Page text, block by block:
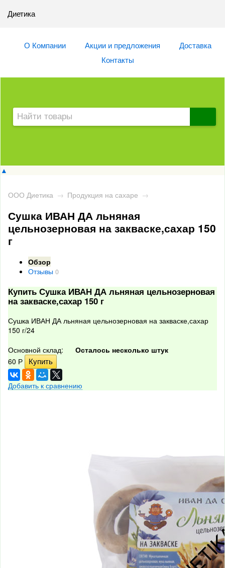
Диетика
О Компании Акции и предложения
Доставка
Контакты
▲
ООО Диетика → Продукция на сахаре →
Сушка ИВАН ДА льняная
цельнозерновая на закваске,сахар 150
г
Обзор
Отзывы 0
Купить Сушка ИВАН ДА льняная цельнозерновая
на закваске,сахар 150 г
Сушка ИВАН ДА льняная цельнозерновая на закваске,сахар
150 г/24
Основной склад:
Осталось несколько штук
60 Р
Добавить к сравнению